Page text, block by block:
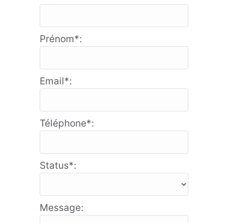
Prénom*:
Email*:
Téléphone*:
Status*:
Message: